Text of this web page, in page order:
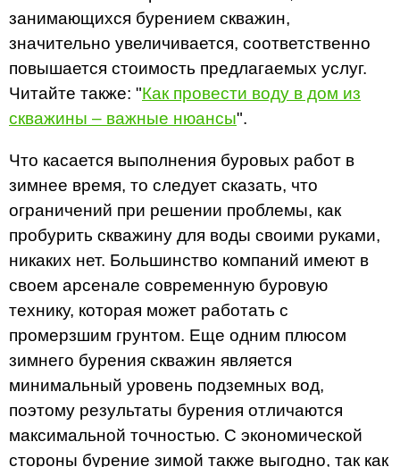
занимающихся бурением скважин,
значительно увеличивается, соответственно
повышается стоимость предлагаемых услуг.
Читайте также: "Как провести воду в дом из
скважины – важные нюансы".
Что касается выполнения буровых работ в
зимнее время, то следует сказать, что
ограничений при решении проблемы, как
пробурить скважину для воды своими руками,
никаких нет. Большинство компаний имеют в
своем арсенале современную буровую
технику, которая может работать с
промерзшим грунтом. Еще одним плюсом
зимнего бурения скважин является
минимальный уровень подземных вод,
поэтому результаты бурения отличаются
максимальной точностью. С экономической
стороны бурение зимой также выгодно, так как